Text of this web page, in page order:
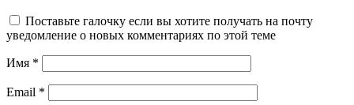
Поставьте галочку если вы хотите получать на почту
уведомление о новых комментариях по этой теме
Имя *
Email *